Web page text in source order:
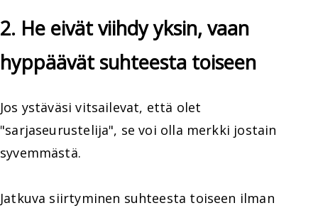
2. He eivät viihdy yksin, vaan
hyppäävät suhteesta toiseen
Jos ystäväsi vitsailevat, että olet
"sarjaseurustelija", se voi olla merkki jostain
syvemmästä.
Jatkuva siirtyminen suhteesta toiseen ilman